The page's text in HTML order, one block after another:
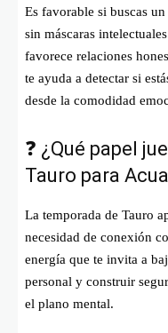
Es favorable si buscas
sin máscaras
favorece relaciones
te ayuda a detectar si
desde la comodidad
❓ ¿Qué papel
Tauro para
La temporada de Tauro
necesidad de conexión
energía que te invita a
personal y construir
el plano mental.